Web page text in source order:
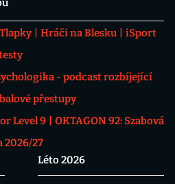
Hráči na Blesku
iSport
- podcast rozbíjející
přestupy
Level 9
OKTAGON 92: Szabová
2026/27
Léto 2026